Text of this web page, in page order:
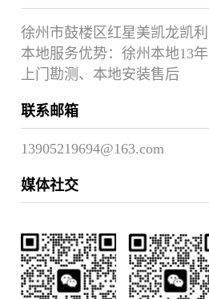
徐州市鼓楼区红星美凯龙凯
本地服务优势：徐州本地13
上门勘测、本地安装售后
联系邮箱
13905219694@163.com
媒体社交